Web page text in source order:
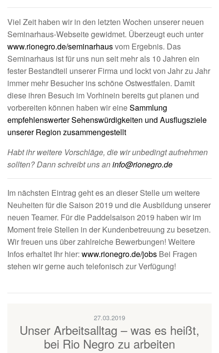
Viel Zeit haben wir in den letzten Wochen unserer neuen
Seminarhaus-Webseite gewidmet. Überzeugt euch unter
www.rionegro.de/seminarhausvom Ergebnis. Das
Seminarhaus ist für uns nun seit mehr als 10 Jahren ein
fester Bestandteil unserer Firma und lockt von Jahr zu Jahr
immer mehr Besucher ins schöne Ostwestfalen. Damit
diese ihren Besuch im Vorhinein bereits gut planen und
vorbereiten können haben wir eineSammlung
empfehlenswerter Sehenswürdigkeiten und Ausflugsziele
unserer Region zusammengestellt
Habt ihr weitere Vorschläge, die wir unbedingt aufnehmen
sollten? Dann schreibt uns aninfo@rionegro.de
Im nächsten Eintrag geht es an dieser Stelle um weitere
Neuheiten für die Saison 2019 und die Ausbildung unserer
neuen Teamer. Für die Paddelsaison 2019 haben wir im
Moment freie Stellen in der Kundenbetreuung zu besetzen.
Wir freuen uns über zahlreiche Bewerbungen! Weitere
Infos erhaltet Ihr hier: www.rionegro.de/jobs Bei Fragen
stehen wir gerne auch telefonisch zur Verfügung!
27.03.2019
Unser Arbeitsalltag – was es heißt,
bei Rio Negro zu arbeiten